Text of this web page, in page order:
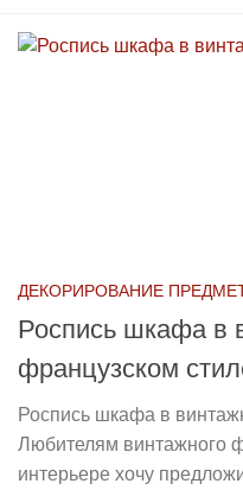
ДЕКОРИРОВАНИЕ
Роспись шкафа в
французском
Роспись шкафа в
Любителям винтажного
интерьере хочу